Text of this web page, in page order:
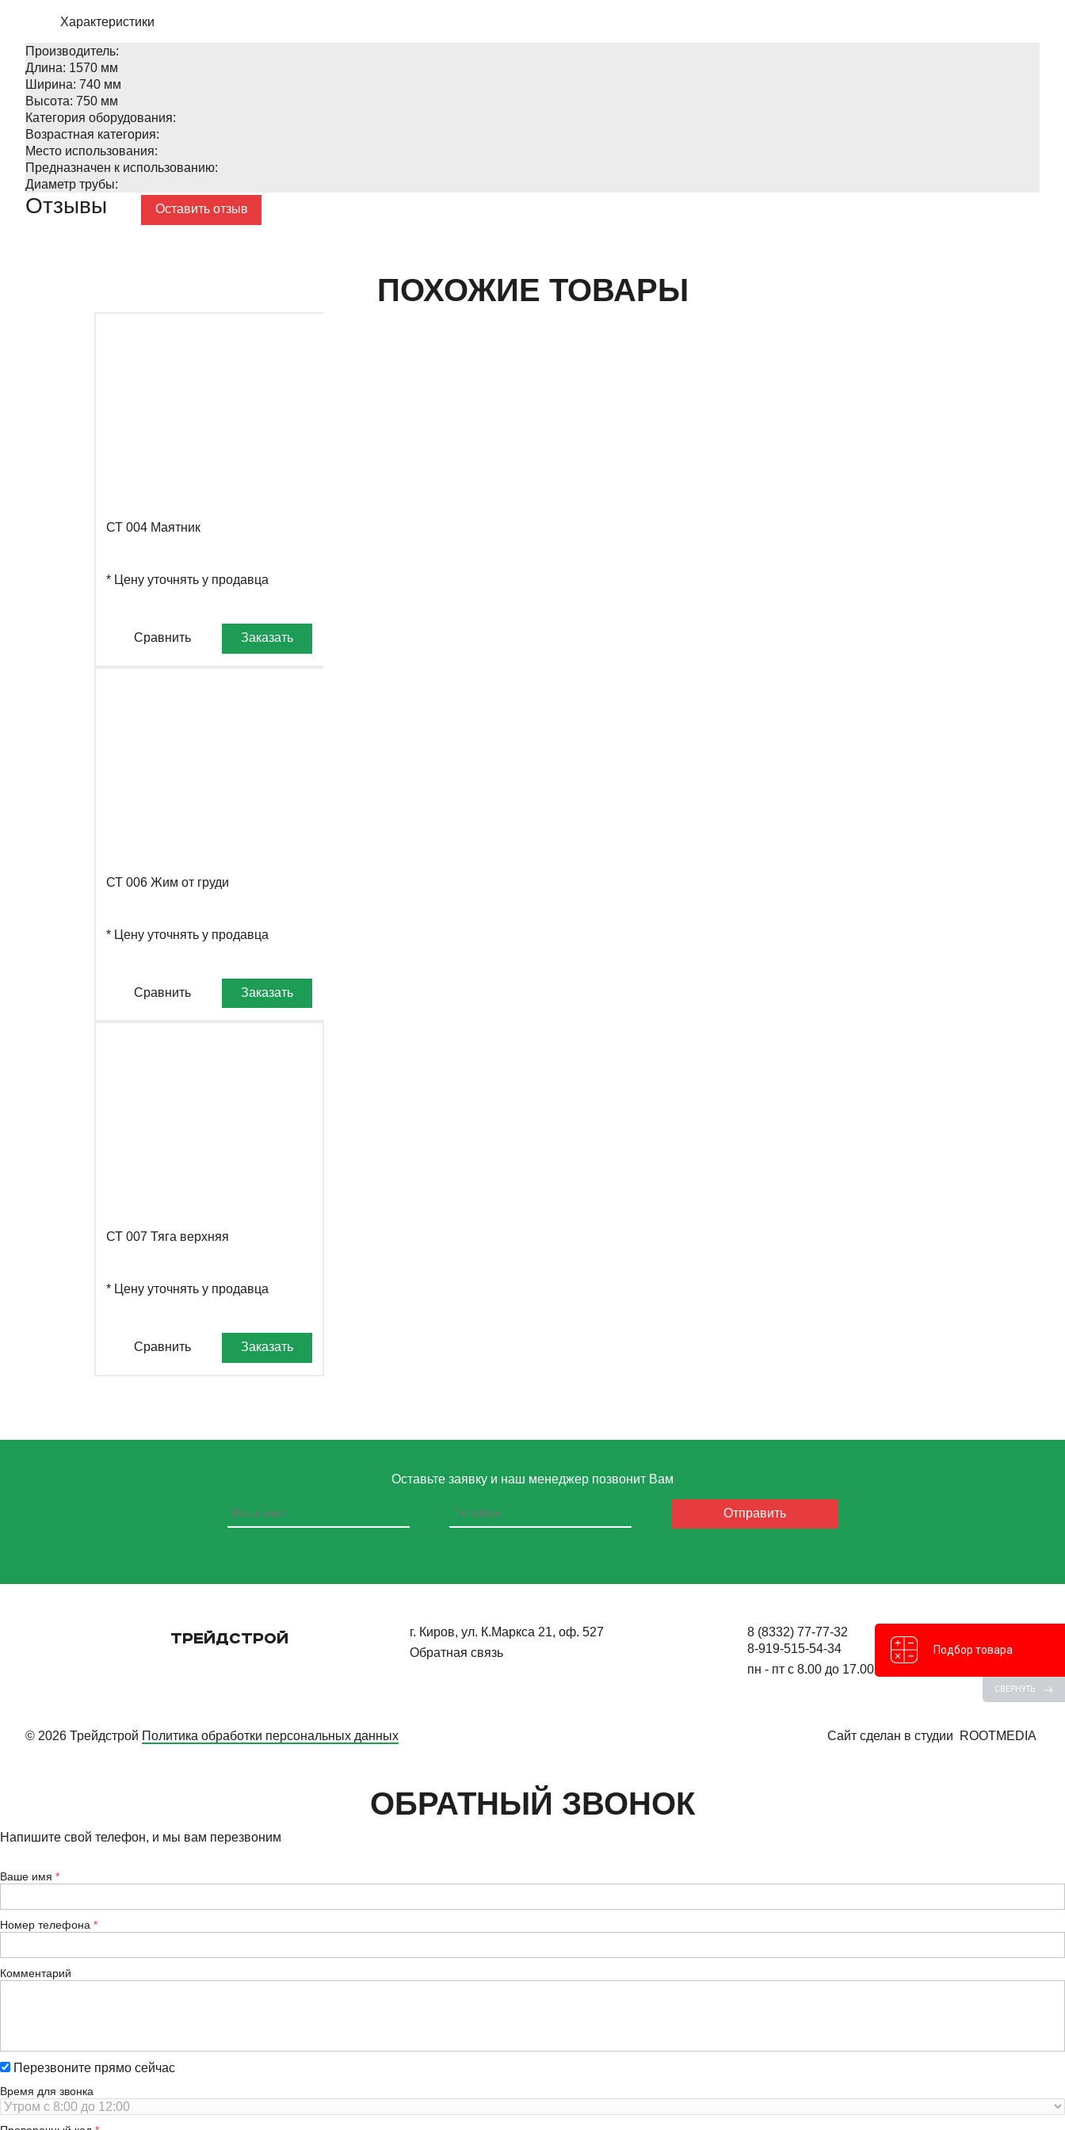
Характеристики
Производитель:
Длина: 1570 мм
Ширина: 740 мм
Высота: 750 мм
Категория оборудования:
Возрастная категория:
Место использования:
Предназначен к использованию:
Диаметр трубы:
Отзывы Оставить отзыв
ПОХОЖИЕ ТОВАРЫ
СТ 004 Маятник
* Цену уточнять у продавца
Сравнить Заказать
СТ 006 Жим от груди
* Цену уточнять у продавца
Сравнить Заказать
СТ 007 Тяга верхняя
* Цену уточнять у продавца
Сравнить Заказать
Оставьте заявку и наш менеджер позвонит Вам
ТРЕЙДСТРОЙ
г. Киров, ул. К.Маркса 21, оф. 527
Обратная связь
8 (8332) 77-77-32
8-919-515-54-34
пн - пт с 8.00 до 17.00
© 2026 Трейдстрой Политика обработки персональных данных Сайт сделан в студии ROOTMEDIA
ОБРАТНЫЙ ЗВОНОК
Напишите свой телефон, и мы вам перезвоним
Ваше имя
Номер телефона
Комментарий
Перезвоните прямо сейчас
Время для звонка
Подбор товара
СВЕРНУТЬ